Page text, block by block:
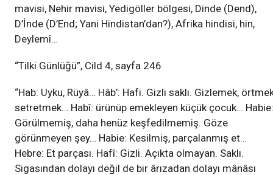
mavisi, Nehir mavisi, Yedigöller bölgesi, Dinde (Dend),
D’İnde (D’End; Yani Hindistan’dan?), Afrika hindisi, hin,
Deylemî…
“Tilki Günlüğü”, Cild 4, sayfa 246
“Hab: Uyku, Rüyâ… Hâb’: Hafi. Gizli saklı. Gizlemek,
setretmek… Habî: ürünüp emekleyen küçük çocuk… Habie:
Görülmemiş, daha henüz keşfedilmemiş. Göze
görünmeyen şey… Habie: Kesilmiş, parçalanmış et…
Hebre: Et parçası. Hafî: Gizli. Açıkta olmayan. Saklı.
Sigasından dolayı değil de bir ârızadan dolayı mânâsı